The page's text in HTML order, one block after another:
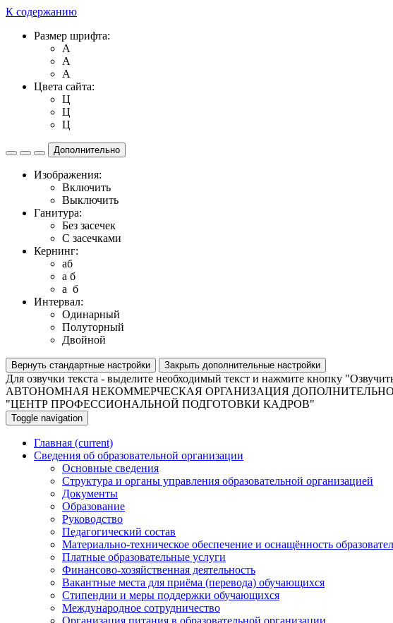
К содержанию
Размер шрифта:
A
A
A
Цвета сайта:
Ц
Ц
Ц
Дополнительно
Изображения:
Включить
Выключить
Ганитура:
Без засечек
С засечками
Кернинг:
aб
a б
a б
Интервал:
Одинарный
Полуторный
Двойной
Вернуть стандартные настройки Закрыть дополнительные настройки
Для озвучки текста - выделите необходимый текст и нажмите кнопку
АВТОНОМНАЯ НЕКОММЕРЧЕСКАЯ ОРГАНИЗАЦИЯ
"ЦЕНТР ПРОФЕССИОНАЛЬНОЙ ПОДГОТОВКИ КАДРОВ"
Toggle navigation
Главная (current)
Сведения об образовательной организации
Основные сведения
Структура и органы управления образовательной организацией
Документы
Образование
Руководство
Педагогический состав
Материально-техническое обеспечение и оснащённость
Платные образовательные услуги
Финансово-хозяйственная деятельность
Вакантные места для приёма (перевода) обучающихся
Стипендии и меры поддержки обучающихся
Международное сотрудничество
Организация питания в образовательной организации